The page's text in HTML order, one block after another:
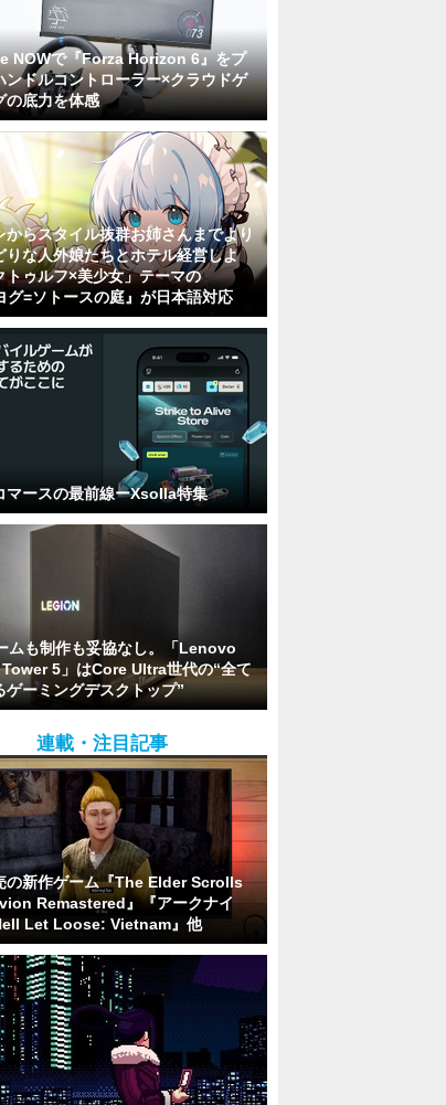
NOWで『Forza Horizon 6』をプ
ンドルコントローラー×クラウドゲ
の底力を体感
からスタイル抜群お姉さんまでより
りな人外娘たちとホテル経営しよ
トゥルフ×美少女」テーマの
グ=ソトースの庭』が日本語対応
マースの最前線ーXsolla特集
ムも制作も妥協なし。「Lenovo
5」はCore Ultra世代の“全て
ゲーミングデスクトップ”
連載・注目記事
の新作ゲーム『The Elder Scrolls
Remastered』『アークナイ
Let Loose: Vietnam』他